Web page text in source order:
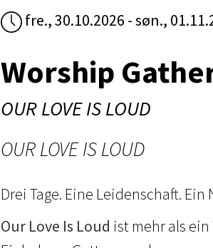
fre., 30.10.2026 - søn.,
Worship
OUR LOVE IS LOUD
OUR LOVE IS LOUD
Drei Tage. Eine Leidenschaft. Ein
Our Love Is Loud ist mehr als